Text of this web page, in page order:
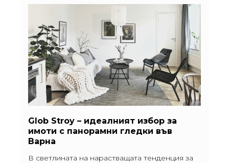
Glob Stroy – идеалният избор за
имоти с панорамни гледки във
Варна
В светлината на нарастващата тенденция за